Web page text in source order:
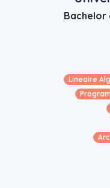
Bachelor
Lineaire